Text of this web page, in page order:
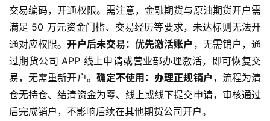
开
户
原
期
货
直
交易编码，开通权限。需注意，金融期货与原油期货开户需
满足 50 万元资金门槛、交易经历等要求，未达标则无法开
通对应权限。开户后未交易：优先激活账户 ，无需销户，通
过期货公司 APP 线上申请或营业部办理激活，即可恢复交
易，无需重新开户。 确定不使用：办理正规销户 ，流程为清
仓无持仓、结清资金为零、线上或线下提交申请，审核通过
后完成销户，不影响后续在其他期货公司开户。